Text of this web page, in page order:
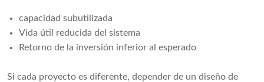
capacidad subutilizada
Vida útil reducida del sistema
Retorno de la inversión inferior al esperado
Si cada proyecto es diferente, depender de un diseño de